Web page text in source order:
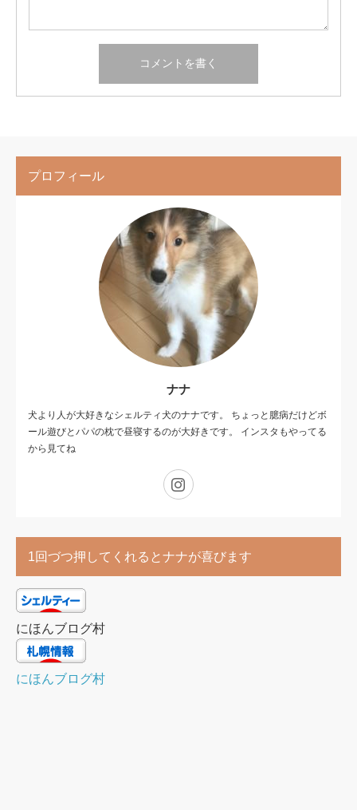
プロフィール
ナナ
犬より人が大好きなシェルティ犬のナナです。 ちょっと臆病だけどボ
ール遊びとパパの枕で昼寝するのが大好きです。 インスタもやってる
から見てね
1回づつ押してくれるとナナが喜びます
にほんブログ村
にほんブログ村